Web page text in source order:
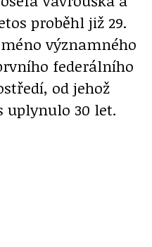
proběhl již 29.
významného
federálního
od jehož
uplynulo 30 let.